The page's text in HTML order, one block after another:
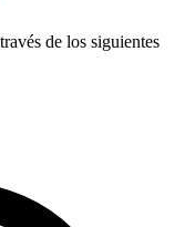
de los siguientes